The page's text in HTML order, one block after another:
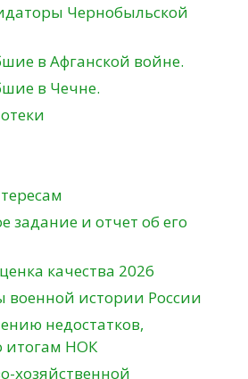
Чернобыльской
в Афганской войне.
в Чечне.
задание и отчет об его
качества 2026
истории России
недостатков,
итогам НОК
хозяйственной